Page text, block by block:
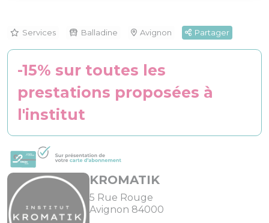
Services Balladine Avignon Partager
-15% sur toutes les
prestations proposées à
l'institut
KROMATIK
5 Rue Rouge
Avignon 84000